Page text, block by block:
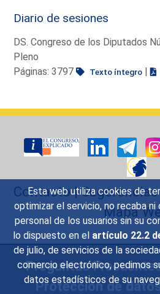
Esta web utiliza cookies de
optimizar el servicio, no recaba
personal de los usuarios sin su
lo dispuesto en el artículo 22.2
de julio, de servicios de la
comercio electrónico, pedimos
datos estadísticos de su
Diario de sesiones
DS. Congreso de los Diputados
Pleno
Páginas: 3797
Texto íntegro |
Contacto|Sugerencias
Mapa
Preguntas
Protección de